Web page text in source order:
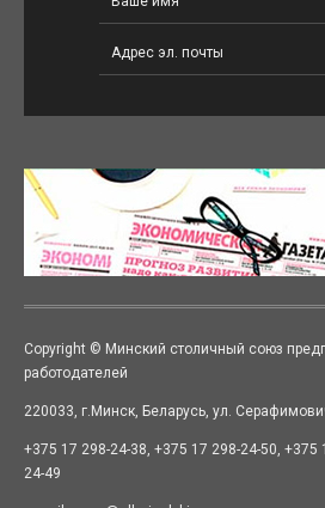
Copyright © Минский столичный союз
работодателей
220033, г.Минск, Беларусь, ул.
+375 17 298-24-38, +375 17 298-24-50, +375
24-49